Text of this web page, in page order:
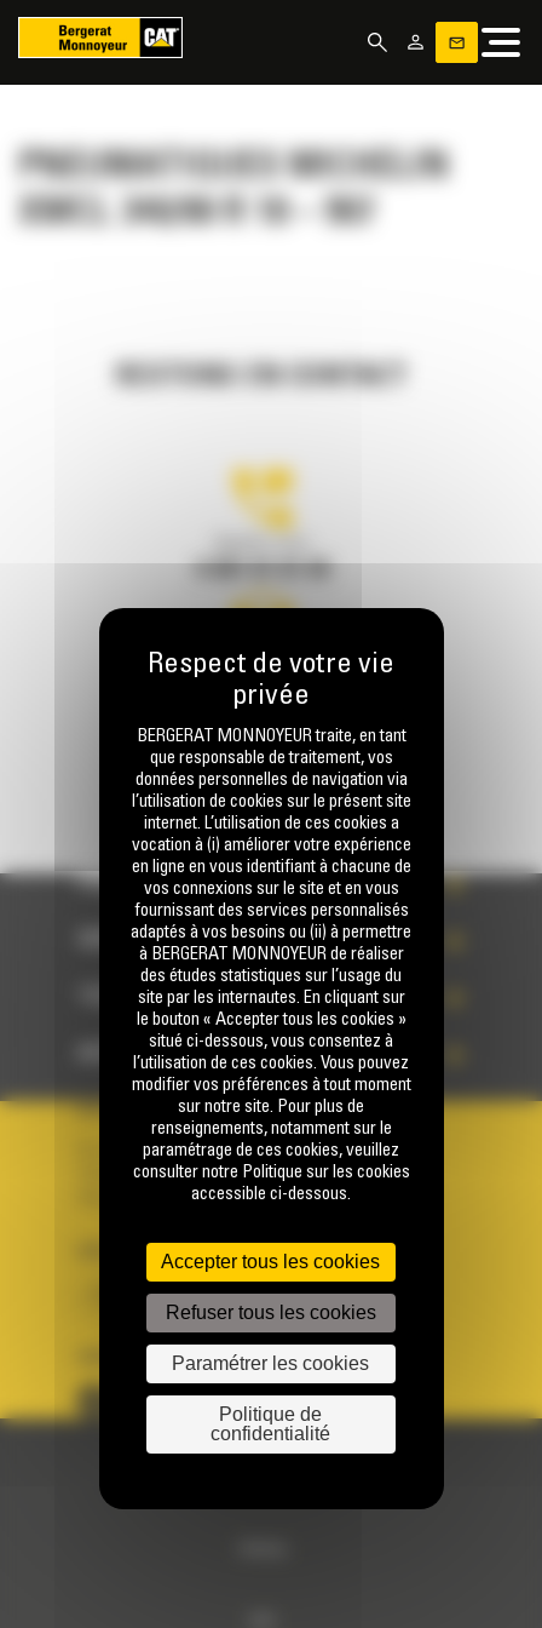
PNEUMATIQUES MICHELIN
XMCL 340/80 R 18 – 907
RESTONS EN CONTACT
0 801 01 01 04
Écrivez-nous
ENVOYER LA DEMANDE
PRODUITS
SERVICES
TECHNOLOGIES
ACCÈS RAPIDES
VOTRE COMPTE
Se connecter
Créer un compte
Votre avez besoin d'assistance avec votre compte ?
BM FRANCE
LANGUE
fr
Panneau de gestion des cookies
BERGERAT MONNOYEUR traite, en tant
que responsable de traitement, vos
données personnelles de navigation via
l’utilisation de cookies sur le présent site
internet. L’utilisation de ces cookies a
vocation à (i) améliorer votre expérience
en ligne en vous identifiant à chacune de
vos connexions sur le site et en vous
fournissant des services personnalisés
adaptés à vos besoins ou (ii) à permettre
à BERGERAT MONNOYEUR de réaliser
des études statistiques sur l’usage du
site par les internautes. En cliquant sur
le bouton « Accepter tous les cookies »
situé ci-dessous, vous consentez à
l’utilisation de ces cookies. Vous pouvez
modifier vos préférences à tout moment
sur notre site. Pour plus de
renseignements, notamment sur le
paramétrage de ces cookies, veuillez
consulter notre Politique sur les cookies
accessible ci-dessous.
Accepter tous les cookies
Refuser tous les cookies
Paramétrer les cookies
Politique de
confidentialité